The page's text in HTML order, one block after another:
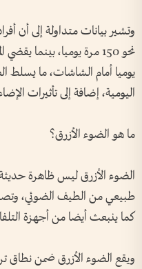
وتشير بيانات متداولة إلى أن
نحو 150 مرة يوميا،
يوميا أمام الشاشات، ما يسلط
اليومية، إضافة إلى تأثيرات
ما هو الضوء الأزرق؟
الضوء الأزرق ليس ظاهرة
طبيعي من الطيف الضوئي،
كما ينبعث أيضا من أجهزة